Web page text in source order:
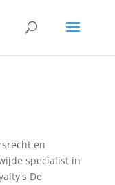
en
specialist in
De